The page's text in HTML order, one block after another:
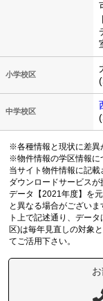
小学校区
中学校区
※各種情報と現状に差異
※物件情報の学区情報に
当サイト物件情報に記
ダウンロードサービス
データ【2021年度】を
と異なる場合がござい
ト上で記述通り、デー
区)は毎年見直しの対象
てご活用下さい。